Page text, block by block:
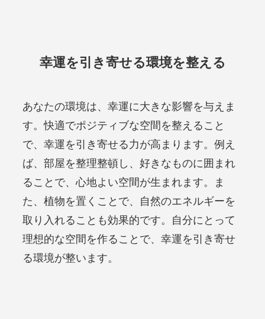
幸運を引き寄せる環境を整える
あなたの環境は、幸運に大きな影響を与えま
す。快適でポジティブな空間を整えること
で、幸運を引き寄せる力が高まります。例え
ば、部屋を整理整頓し、好きなものに囲まれ
ることで、心地よい空間が生まれます。ま
た、植物を置くことで、自然のエネルギーを
取り入れることも効果的です。自分にとって
理想的な空間を作ることで、幸運を引き寄せ
る環境が整います。